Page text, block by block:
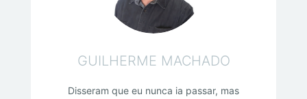
GUILHERME MACHADO
Disseram que eu nunca ia passar, mas